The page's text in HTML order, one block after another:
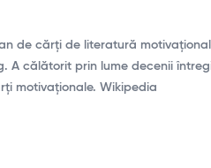
de cărți de literatură
A călătorit prin lume decenii
motivaționale. Wikipedia